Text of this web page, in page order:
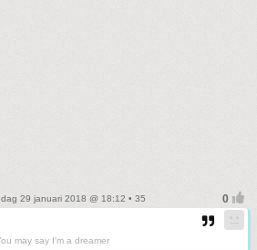
29 januari 2018 @ 18:12 • 35
may say I'm a dreamer